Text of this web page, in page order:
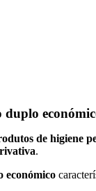
duplo
de higiene
.
económico